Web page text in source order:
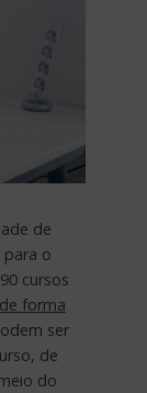
de
para o
cursos
forma
ser
de
do